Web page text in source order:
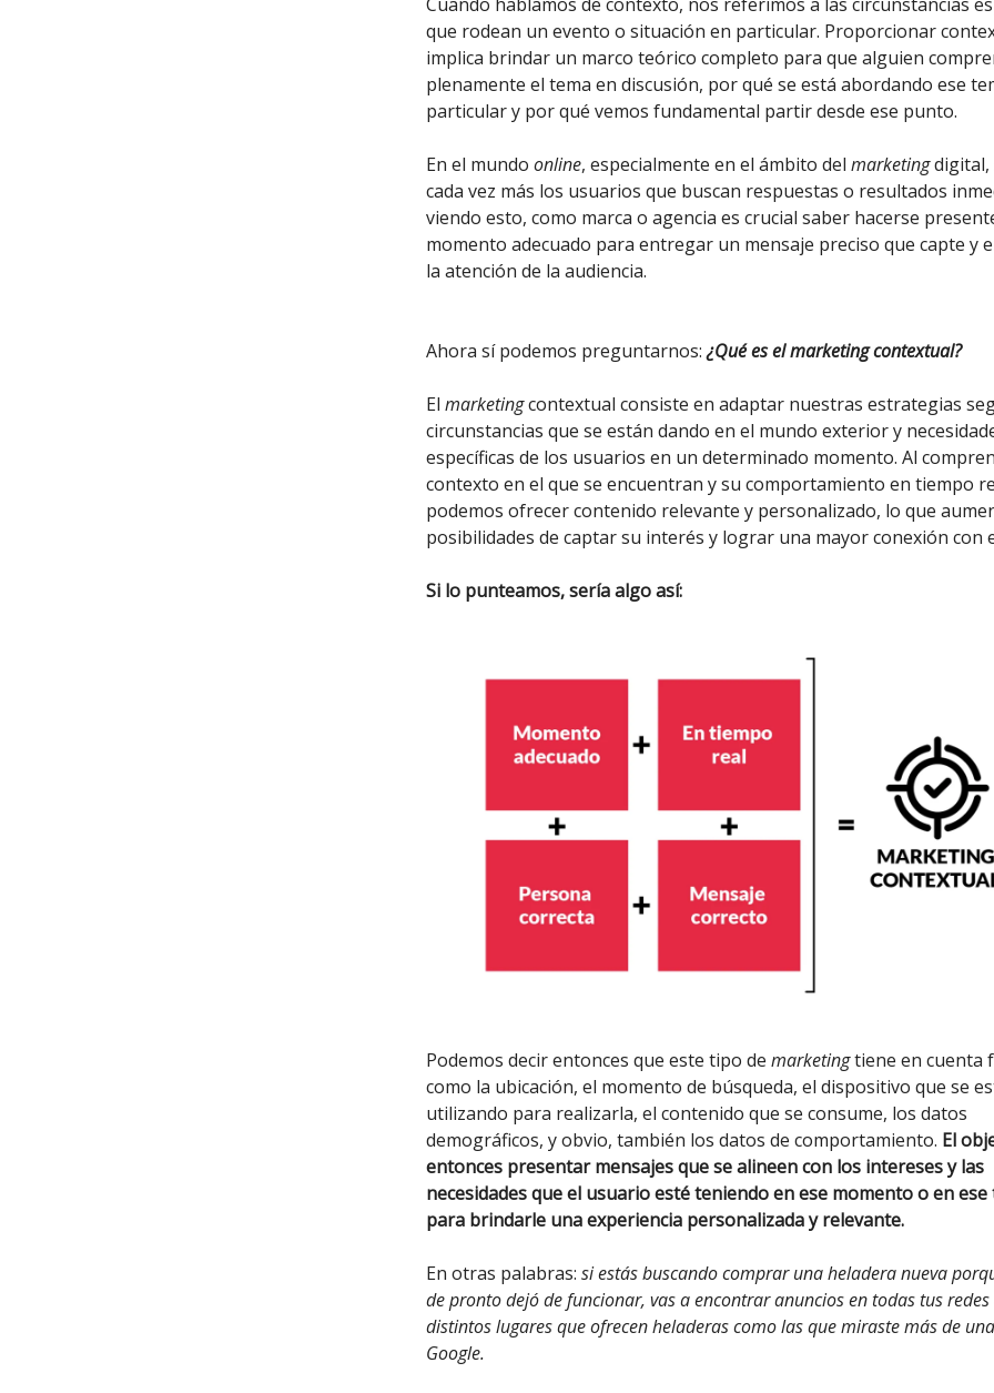
que rodean un evento o situación en particular. Proporcionar
implica brindar un marco teórico completo para que alguien
plenamente el tema en discusión, por qué se está abordando ese
particular y por qué vemos fundamental partir desde ese punto.
En el mundo online, especialmente en el ámbito del marketingdigital,
cada vez más los usuarios que buscan respuestas o resultados
viendo esto, como marca o agencia es crucial saber hacerse
momento adecuado para entregar un mensaje preciso que capte y
la atención de la audiencia.
Ahora sí podemos preguntarnos:¿Qué es el marketing contextual?
El marketingcontextual consiste en adaptar nuestras estrategias
circunstancias que se están dando en el mundo exterior y
específicas de los usuarios en un determinado momento. Al
contexto en el que se encuentran y su comportamiento en tiempo
podemos ofrecer contenido relevante y personalizado, lo que
posibilidades de captar su interés y lograr una mayor conexión con
Si lo punteamos, sería algo así:
Podemos decir entonces que este tipo de marketingtiene en cuenta
como la ubicación, el momento de búsqueda, el dispositivo que se
utilizando para realizarla, el contenido que se consume, los datos
demográficos, y obvio, también los datos de comportamiento. El
entonces presentar mensajes que se alineen con los intereses y las
necesidades que el usuario esté teniendo en ese momento o en
para brindarle una experiencia personalizada y relevante.
En otras palabras: si estás buscando comprar una heladera nueva
de pronto dejó de funcionar, vas a encontrar anuncios en todas tus redes
distintos lugares que ofrecen heladeras como las que miraste más de
Google.